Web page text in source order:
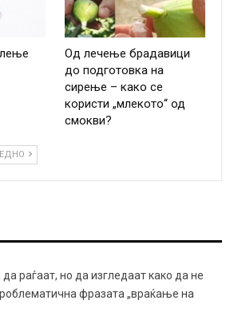
Од лечење брадавици
до подготовка на
сирење – како се
користи „млекото“ од
смокви?
раѓаат, но да изгледаат како да не
фразата „враќање на